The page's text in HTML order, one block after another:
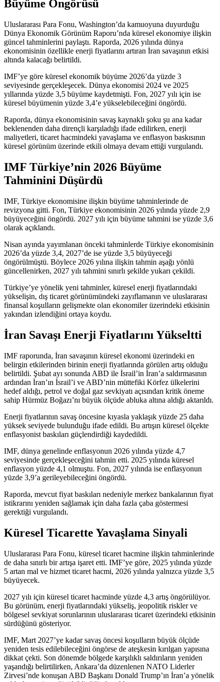
Büyüme Öngörüsü
Uluslararası Para Fonu, Washington’da kamuoyuna duyurduğu
Dünya Ekonomik Görünüm Raporu’nda küresel ekonomiye ilişkin
güncel tahminlerini paylaştı. Raporda, 2026 yılında dünya
ekonomisinin özellikle enerji fiyatlarını artıran İran savaşının etkisi
altında kalacağı belirtildi.
IMF’ye göre küresel ekonomik büyüme 2026’da yüzde 3
seviyesinde gerçekleşecek. Dünya ekonomisi 2024 ve 2025
yıllarında yüzde 3,5 büyüme kaydetmişti. Fon, 2027 yılı için ise
küresel büyümenin yüzde 3,4’e yükselebileceğini öngördü.
Raporda, dünya ekonomisinin savaş kaynaklı şoku şu ana kadar
beklenenden daha dirençli karşıladığı ifade edilirken, enerji
maliyetleri, ticaret hacmindeki yavaşlama ve enflasyon baskısının
küresel görünüm üzerinde etkili olmaya devam ettiği vurgulandı.
IMF Türkiye’nin 2026 Büyüme
Tahminini Düşürdü
IMF, Türkiye ekonomisine ilişkin büyüme tahminlerinde de
revizyona gitti. Fon, Türkiye ekonomisinin 2026 yılında yüzde 2,9
büyüyeceğini öngördü. 2027 yılı için büyüme tahmini ise yüzde 3,6
olarak açıklandı.
Nisan ayında yayımlanan önceki tahminlerde Türkiye ekonomisinin
2026’da yüzde 3,4, 2027’de ise yüzde 3,5 büyüyeceği
öngörülmüştü. Böylece 2026 yılına ilişkin tahmin aşağı yönlü
güncellenirken, 2027 yılı tahmini sınırlı şekilde yukarı çekildi.
Türkiye’ye yönelik yeni tahminler, küresel enerji fiyatlarındaki
yükselişin, dış ticaret görünümündeki zayıflamanın ve uluslararası
finansal koşulların gelişmekte olan ekonomiler üzerindeki etkisinin
yakından izlendiğini ortaya koydu.
İran Savaşı Enerji Fiyatlarını Yükseltti
IMF raporunda, İran savaşının küresel ekonomi üzerindeki en
belirgin etkilerinden birinin enerji fiyatlarında görülen artış olduğu
belirtildi. Şubat ayı sonunda ABD ile İsrail’in İran’a saldırmasının
ardından İran’ın İsrail’i ve ABD’nin müttefiki Körfez ülkelerini
hedef aldığı, petrol ve doğal gaz sevkiyatı açısından kritik öneme
sahip Hürmüz Boğazı’nı büyük ölçüde abluka altına aldığı aktarıldı.
Enerji fiyatlarının savaş öncesine kıyasla yaklaşık yüzde 25 daha
yüksek seviyede bulunduğu ifade edildi. Bu artışın küresel ölçekte
enflasyonist baskıları güçlendirdiği kaydedildi.
IMF, dünya genelinde enflasyonun 2026 yılında yüzde 4,7
seviyesinde gerçekleşeceğini tahmin etti. 2025 yılında küresel
enflasyon yüzde 4,1 olmuştu. Fon, 2027 yılında ise enflasyonun
yüzde 3,9’a gerileyebileceğini öngördü.
Raporda, mevcut fiyat baskıları nedeniyle merkez bankalarının fiyat
istikrarını yeniden sağlamak için daha fazla çaba göstermesi
gerektiği vurgulandı.
Küresel Ticarette Yavaşlama Sinyali
Uluslararası Para Fonu, küresel ticaret hacmine ilişkin tahminlerinde
de daha sınırlı bir artışa işaret etti. IMF’ye göre, 2025 yılında yüzde
5 artan mal ve hizmet ticaret hacmi, 2026 yılında yalnızca yüzde 3,5
büyüyecek.
2027 yılı için küresel ticaret hacminde yüzde 4,3 artış öngörülüyor.
Bu görünüm, enerji fiyatlarındaki yükseliş, jeopolitik riskler ve
bölgesel sevkiyat sorunlarının uluslararası ticaret üzerindeki etkisinin
sürdüğünü gösteriyor.
IMF, Mart 2027’ye kadar savaş öncesi koşulların büyük ölçüde
yeniden tesis edilebileceğini öngörse de ateşkesin kırılgan yapısına
dikkat çekti. Son dönemde bölgede karşılıklı saldırıların yeniden
yaşandığı belirtilirken, Ankara’da düzenlenen NATO Liderler
Zirvesi’nde konuşan ABD Başkanı Donald Trump’ın İran’a yönelik